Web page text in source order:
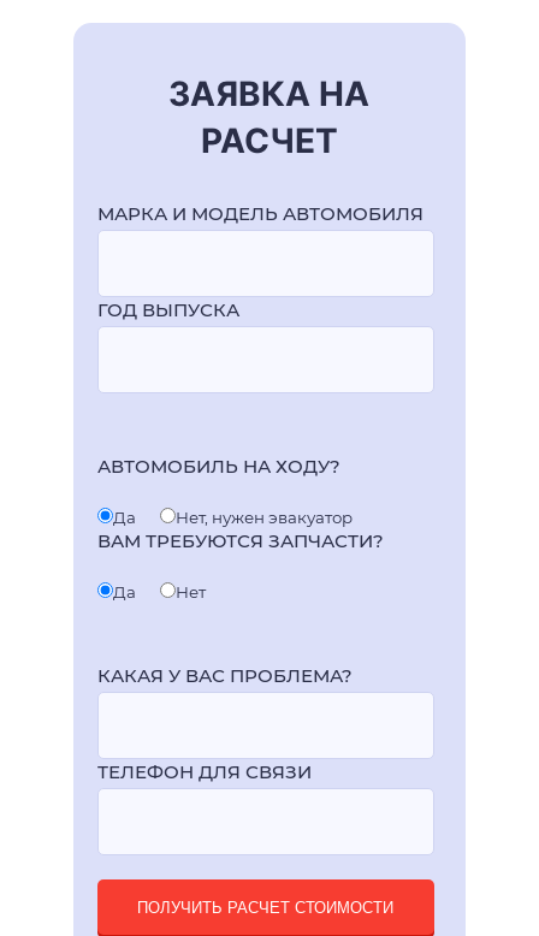
ЗАЯВКА НА
РАСЧЕТ
МАРКА И МОДЕЛЬ АВТОМОБИЛЯ
ГОД ВЫПУСКА
АВТОМОБИЛЬ НА ХОДУ?
Да Нет, нужен эвакуатор
ВАМ ТРЕБУЮТСЯ ЗАПЧАСТИ?
Да Нет
КАКАЯ У ВАС ПРОБЛЕМА?
ТЕЛЕФОН ДЛЯ СВЯЗИ
ПОЛУЧИТЬ РАСЧЕТ СТОИМОСТИ